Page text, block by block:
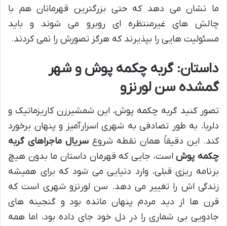
ما نشان می دهد که حتی بزرگترین قهرمانان هم با
چالش های غیرمنتظره ای روبرو می شوند و باید
مسئولیت هایی را بپذیرند که هرگز تصورش را نمی کردند.
داستان: گربه چکمه پوش و شهر
گمشده سن لورنزو
تصور کنید گربه چکمه پوش، این شمشیرزن کاریزماتیک و
دلربا، به طور تصادفی به شهری اسرارآمیز و پنهان برخورد
کند. این دقیقاً همان نقطه شروع سریال ماجراهای گربه
چکمه پوشاست، جایی که قهرمان داستان ما بدون هیچ
برنامه ریزی قبلی، وارد دنیایی می شود که برای همیشه
زندگی اش را تغییر می دهد. سن لورنزو شهری است که
قرن ها از دید مردم پنهان مانده بود و گنجینه های
جادویی بی شماری را در دل خود جای داده بود، اما همه